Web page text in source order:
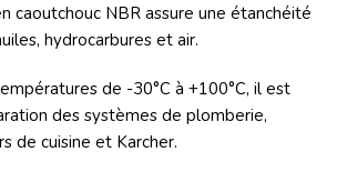
caoutchouc NBR assure une étanchéité
hydrocarbures et air.
de -30°C à +100°C, il est
des systèmes de plomberie,
de cuisine et Karcher.